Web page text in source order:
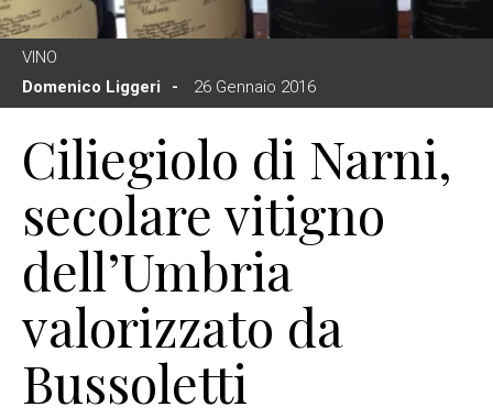
VINO
Domenico Liggeri
26 Gennaio 2016
Ciliegiolo di Narni,
secolare vitigno
dell’Umbria
valorizzato da
Bussoletti